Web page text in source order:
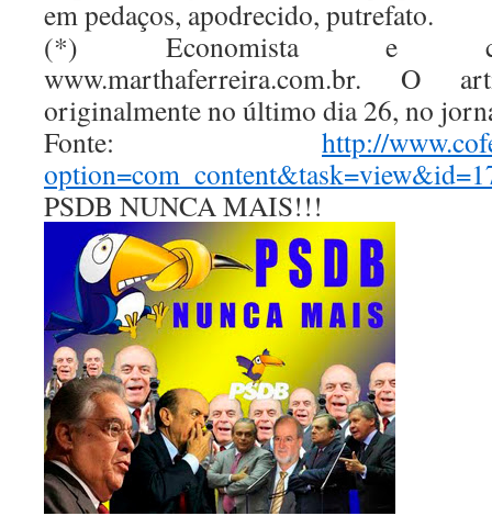
em pedaços, apodrecido, putrefato.
(*) Economista e
www.marthaferreira.com.br. O
originalmente no último dia 26, no
Fonte: http://
PSDB NUNCA MAIS!!!